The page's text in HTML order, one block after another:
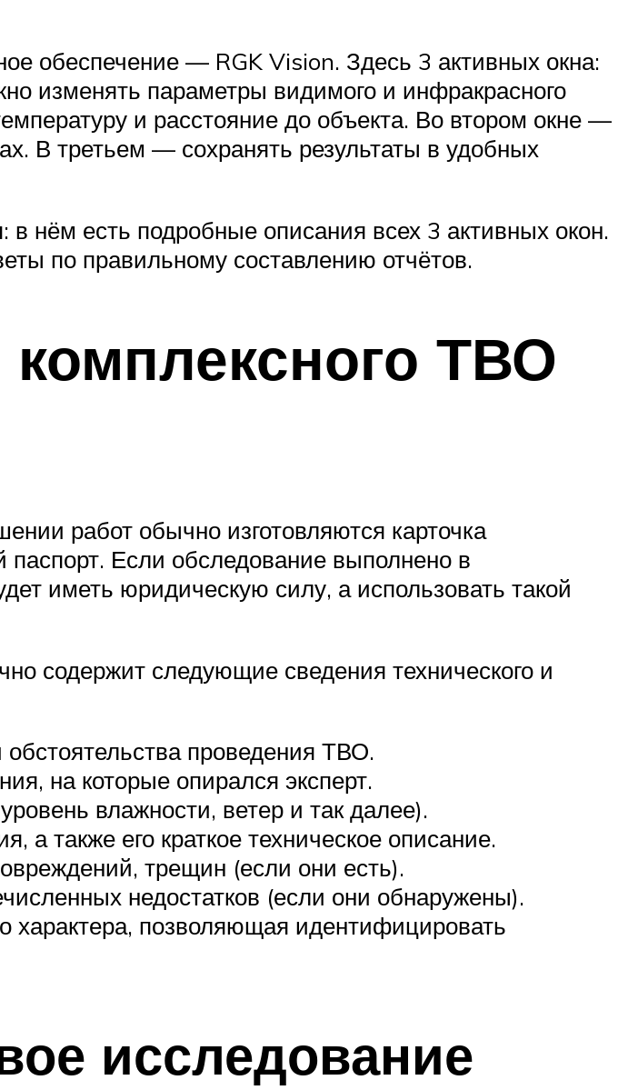
обеспечение — RGK Vision. Здесь 3 активных окна:
изменять параметры видимого и инфракрасного
и расстояние до объекта. Во втором окне —
В третьем — сохранять результаты в удобных
в нём есть подробные описания всех 3 активных окон.
по правильному составлению отчётов.
ТВО
работ обычно изготовляются карточка
паспорт. Если обследование выполнено в
иметь юридическую силу, а использовать такой
содержит следующие сведения технического и
проведения ТВО.
на которые опирался эксперт.
влажности, ветер и так далее).
также его краткое техническое описание.
трещин (если они есть).
недостатков (если они обнаружены).
позволяющая идентифицировать
исследование